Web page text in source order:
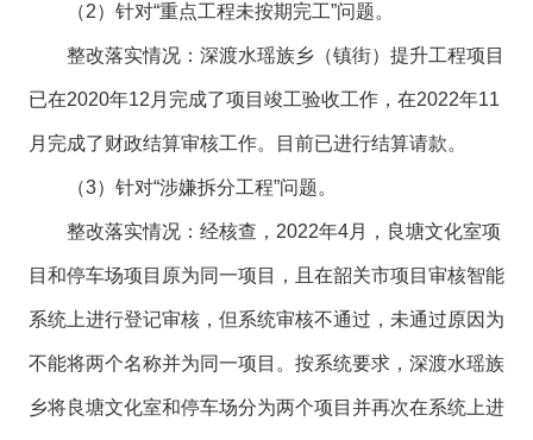
（2）针对“重点工程未按期完工”问题。
整改落实情况：深渡水瑶族乡（镇街）提升工程项目
已在2020年12月完成了项目竣工验收工作，在2022年11
月完成了财政结算审核工作。目前已进行结算请款。
（3）针对“涉嫌拆分工程”问题。
整改落实情况：经核查，2022年4月，良塘文化室项
目和停车场项目原为同一项目，且在韶关市项目审核智能
系统上进行登记审核，但系统审核不通过，未通过原因为
不能将两个名称并为同一项目。按系统要求，深渡水瑶族
乡将良塘文化室和停车场分为两个项目并再次在系统上进